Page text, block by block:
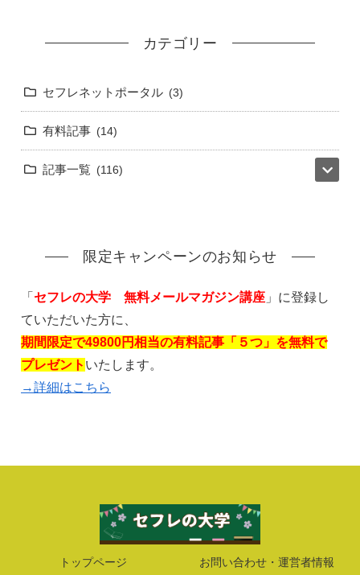
カテゴリー
セフレネットポータル 3
有料記事 14
記事一覧 116
限定キャンペーンのお知らせ
「 セフレの大学 無料メールマガジン講座 」に登録し
ていただいた方に、
期間限定で49800円相当の有料記事「５つ」を無料で
プレゼント いたします。
→詳細はこちら
トップページ お問い合わせ・運営者情報